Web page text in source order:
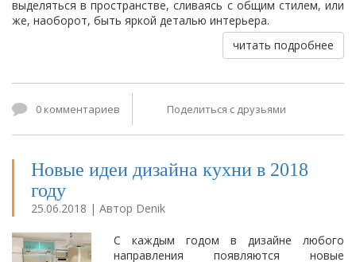
выделяться в пространстве, сливаясь с общим стилем, или
же, наоборот, быть яркой деталью интерьера.
читать подробнее
0 комментариев Поделиться с друзьями
Новые идеи дизайна кухни в 2018
году
25.06.2018 | Автор Denik
С каждым годом в дизайне любого
направления появляются новые